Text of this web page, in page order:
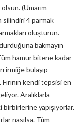
olsun. (Umarım
silindiri 4 parmak
oluşturun.
bakmayın
hamur bitene kadar
irmiğe bulayıp
kendi tepsisi en
Aralıklarla
yapışıyorlar.
nasılsa. Tüm